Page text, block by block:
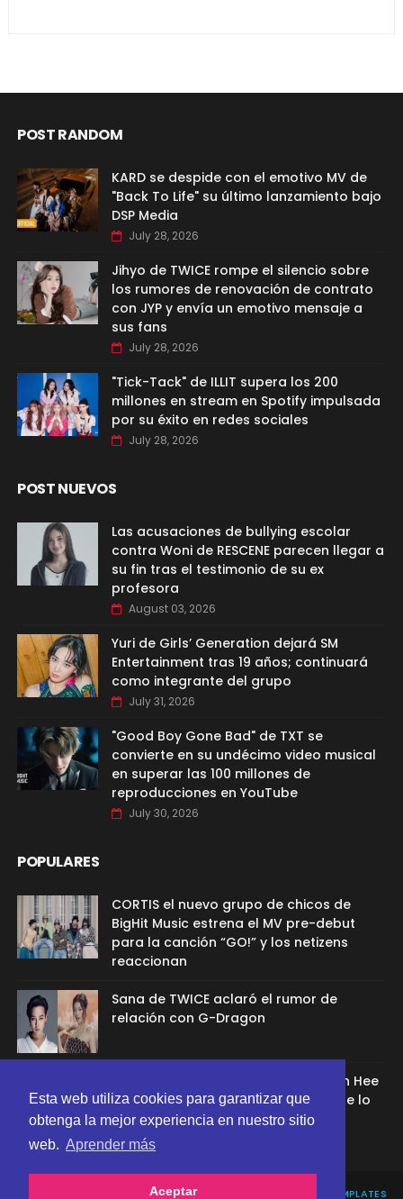
Esta web utiliza cookies para garantizar que
obtenga la mejor experiencia en nuestro sitio
web. Aprender más
Aceptar
POST RANDOM
KARD se despide con el emotivo MV de
"Back To Life" su último lanzamiento bajo
DSP Media
July 28, 2026
Jihyo de TWICE rompe el silencio sobre
los rumores de renovación de contrato
con JYP y envía un emotivo mensaje a
sus fans
July 28, 2026
"Tick-Tack" de ILLIT supera los 200
millones en stream en Spotify impulsada
por su éxito en redes sociales
July 28, 2026
POST NUEVOS
Las acusaciones de bullying escolar
contra Woni de RESCENE parecen llegar a
su fin tras el testimonio de su ex
profesora
August 03, 2026
Yuri de Girls’ Generation dejará SM
Entertainment tras 19 años; continuará
como integrante del grupo
July 31, 2026
"Good Boy Gone Bad" de TXT se
convierte en su undécimo video musical
en superar las 100 millones de
reproducciones en YouTube
July 30, 2026
POPULARES
CORTIS el nuevo grupo de chicos de
BigHit Music estrena el MV pre-debut
para la canción “GO!” y los netizens
reaccionan
Sana de TWICE aclaró el rumor de
relación con G-Dragon
Ex aprendíz de ADOR afirmó que Min Hee
Jin la despidió porque su chamán se lo
recomendó
SORATEMPLATES| DISTRIBUTED BY GOOYAABI TEMPLATES